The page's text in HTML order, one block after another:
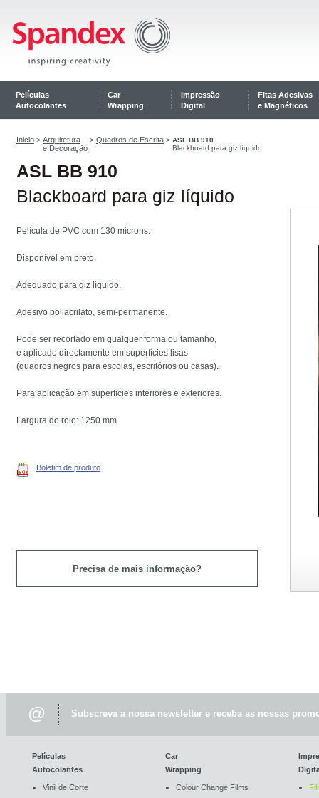
Películas
Autocolantes
Car
Wrapping
Impressão
Digital
Fitas Adesivas
e Magnéticos
Inicio > Arquitetura
e Decoração
> Quadros de Escrita > ASL BB 910
Blackboard para giz líquido
ASL BB 910
Blackboard para giz líquido
Película de PVC com 130 mícrons.
Disponível em preto.
Adequado para giz líquido.
Adesivo poliacrilato, semi-permanente.
Pode ser recortado em qualquer forma ou tamanho,
e aplicado directamente em superfícies lisas
(quadros negros para escolas, escritórios ou casas).
Para aplicação em superfícies interiores e exteriores.
Largura do rolo: 1250 mm.
Boletim de produto
Precisa de mais informação?
@ Subscreva a nossa newsletter e receba as nossas
Películas
Autocolantes
Vinil de Corte
Car
Wrapping
Colour Change Films